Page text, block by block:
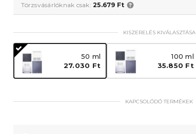
Törzsvásárlóknak csak:25.679 Ft
KISZERELÉS KIVÁLASZTÁSA
50 ml
27.030 Ft
100 ml
35.850 Ft
KAPCSOLÓDÓ TERMÉKEK